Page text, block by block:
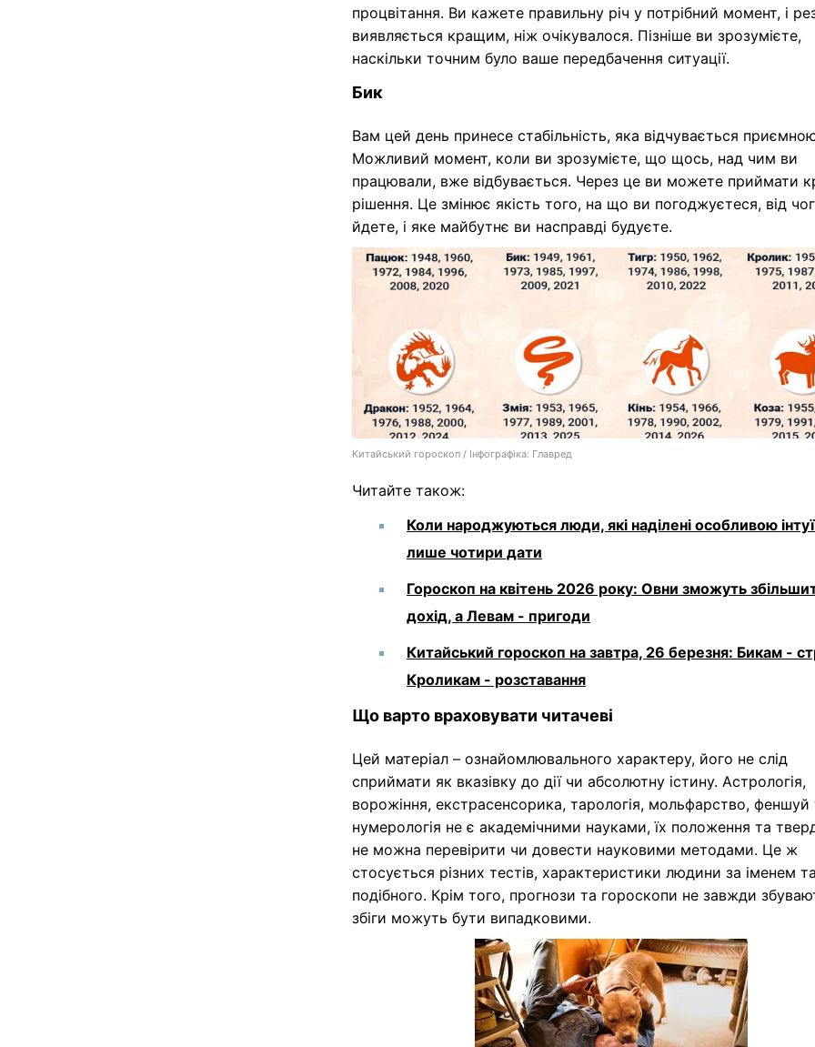
процвітання. Ви кажете правильну річ у потрібний момент, і
виявляється кращим, ніж очікувалося. Пізніше ви зрозумієте,
наскільки точним було ваше передбачення ситуації.
Бик
Вам цей день принесе стабільність, яка відчувається
Можливий момент, коли ви зрозумієте, що щось, над чим ви
працювали, вже відбувається. Через це ви можете приймати
рішення. Це змінює якість того, на що ви погоджуєтеся, від
йдете, і яке майбутнє ви насправді будуєте.
Китайський гороскоп / Інфографіка: Главред
Читайте також:
Коли народжуються люди, які наділені особливою
лише чотири дати
Гороскоп на квітень 2026 року: Овни зможуть
дохід, а Левам - пригоди
Китайський гороскоп на завтра, 26 березня: Бикам -
Кроликам - розставання
Що варто враховувати читачеві
Цей матеріал – ознайомлювального характеру, його не слід
сприймати як вказівку до дії чи абсолютну істину. Астрологія,
ворожіння, екстрасенсорика, тарологія, мольфарство, феншуй
нумерологія не є академічними науками, їх положення та
не можна перевірити чи довести науковими методами. Це ж
стосується різних тестів, характеристики людини за іменем та
подібного. Крім того, прогнози та гороскопи не завжди
збіги можуть бути випадковими.